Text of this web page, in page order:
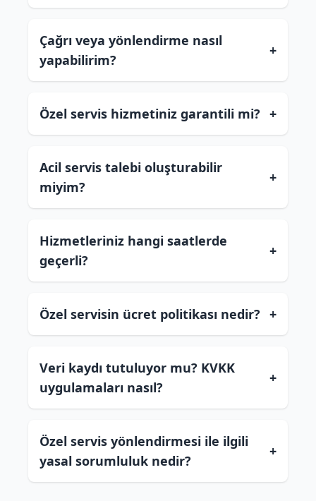
Çağrı veya yönlendirme nasıl
yapabilirim?
+
Özel servis hizmetiniz garantili mi? +
Acil servis talebi oluşturabilir
miyim?
+
Hizmetleriniz hangi saatlerde
geçerli?
+
Özel servisin ücret politikası nedir? +
Veri kaydı tutuluyor mu? KVKK
uygulamaları nasıl?
+
Özel servis yönlendirmesi ile ilgili
yasal sorumluluk nedir?
+